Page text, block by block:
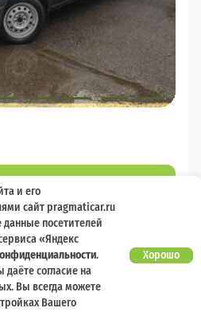
от 9 358 ₽/мес
Механика
и его
сайт pragmaticar.ru
посетителей
«Яндекс
.
согласие на
Вы всегда можете
Вашего
Хорошо